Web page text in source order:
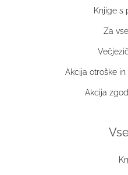
Knjige s
Za
Akcija otroške
Akcija